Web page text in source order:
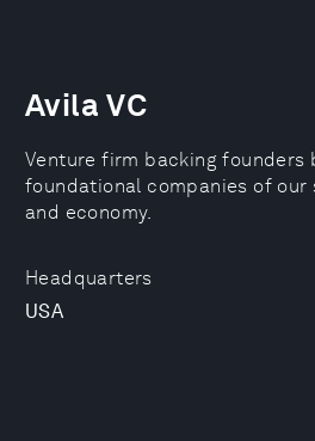
Headquarters
USA
Avila VC
Venture firm backing founders
foundational companies of our
and economy.